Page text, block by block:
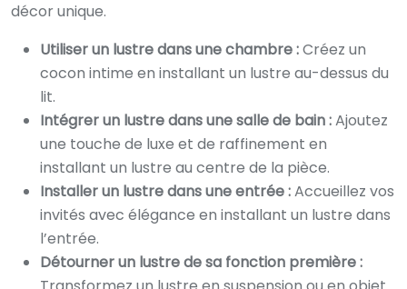
décor unique.
Utiliser un lustre dans une chambre :Créez un
cocon intime en installant un lustre au-dessus du
lit.
Intégrer un lustre dans une salle de bain :Ajoutez
une touche de luxe et de raffinement en
installant un lustre au centre de la pièce.
Installer un lustre dans une entrée :Accueillez vos
invités avec élégance en installant un lustre dans
l’entrée.
Détourner un lustre de sa fonction première :